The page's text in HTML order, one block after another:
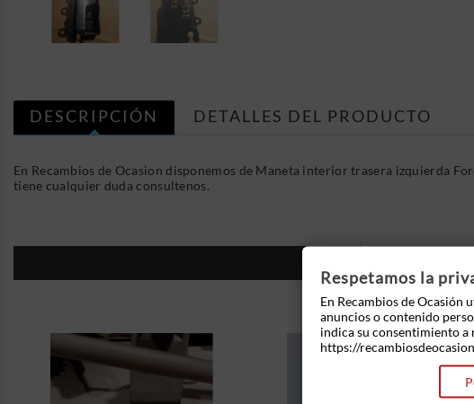
DESCRIPCIÓN DETALLES DEL PRODUCTO
En Recambios de Ocasion disponemos de Maneta interior trasera izquierda
tiene cualquier duda consultenos.
Respetamos la
En Recambios de Ocasión
anuncios o contenido
indica su consentimiento a
https://